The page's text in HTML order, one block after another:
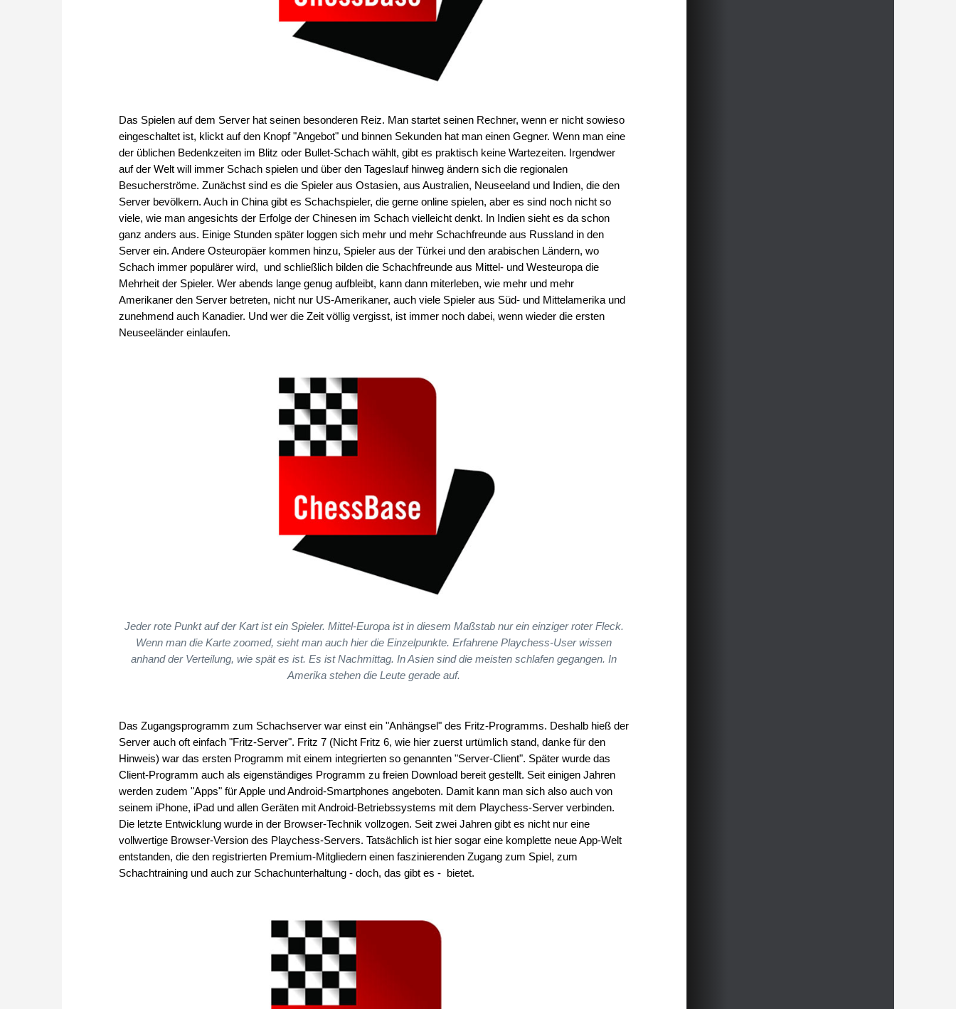
Das Spielen auf dem Server hat seinen besonderen Reiz. Man startet seinen Rechner, wenn er nicht sowieso
eingeschaltet ist, klickt auf den Knopf "Angebot" und binnen Sekunden hat man einen Gegner. Wenn man eine
der üblichen Bedenkzeiten im Blitz oder Bullet-Schach wählt, gibt es praktisch keine Wartezeiten. Irgendwer
auf der Welt will immer Schach spielen und über den Tageslauf hinweg ändern sich die regionalen
Besucherströme. Zunächst sind es die Spieler aus Ostasien, aus Australien, Neuseeland und Indien, die den
Server bevölkern. Auch in China gibt es Schachspieler, die gerne online spielen, aber es sind noch nicht so
viele, wie man angesichts der Erfolge der Chinesen im Schach vielleicht denkt. In Indien sieht es da schon
ganz anders aus. Einige Stunden später loggen sich mehr und mehr Schachfreunde aus Russland in den
Server ein. Andere Osteuropäer kommen hinzu, Spieler aus der Türkei und den arabischen Ländern, wo
Schach immer populärer wird, und schließlich bilden die Schachfreunde aus Mittel- und Westeuropa die
Mehrheit der Spieler. Wer abends lange genug aufbleibt, kann dann miterleben, wie mehr und mehr
Amerikaner den Server betreten, nicht nur US-Amerikaner, auch viele Spieler aus Süd- und Mittelamerika und
zunehmend auch Kanadier. Und wer die Zeit völlig vergisst, ist immer noch dabei, wenn wieder die ersten
Neuseeländer einlaufen.
Jeder rote Punkt auf der Kart ist ein Spieler. Mittel-Europa ist in diesem Maßstab nur ein einziger roter Fleck.
Wenn man die Karte zoomed, sieht man auch hier die Einzelpunkte. Erfahrene Playchess-User wissen
anhand der Verteilung, wie spät es ist. Es ist Nachmittag. In Asien sind die meisten schlafen gegangen. In
Amerika stehen die Leute gerade auf.
Das Zugangsprogramm zum Schachserver war einst ein "Anhängsel" des Fritz-Programms. Deshalb hieß der
Server auch oft einfach "Fritz-Server". Fritz 7 (Nicht Fritz 6, wie hier zuerst urtümlich stand, danke für den
Hinweis) war das ersten Programm mit einem integrierten so genannten "Server-Client". Später wurde das
Client-Programm auch als eigenständiges Programm zu freien Download bereit gestellt. Seit einigen Jahren
werden zudem "Apps" für Apple und Android-Smartphones angeboten. Damit kann man sich also auch von
seinem iPhone, iPad und allen Geräten mit Android-Betriebssystems mit dem Playchess-Server verbinden.
Die letzte Entwicklung wurde in der Browser-Technik vollzogen. Seit zwei Jahren gibt es nicht nur eine
vollwertige Browser-Version des Playchess-Servers. Tatsächlich ist hier sogar eine komplette neue App-Welt
entstanden, die den registrierten Premium-Mitgliedern einen faszinierenden Zugang zum Spiel, zum
Schachtraining und auch zur Schachunterhaltung - doch, das gibt es - bietet.